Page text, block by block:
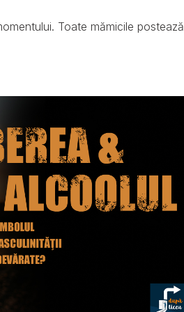
Toate mămicile postează